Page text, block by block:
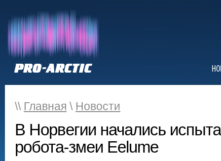
\\ Главная \ Новости
В Норвегии начались
робота-змеи Eelume